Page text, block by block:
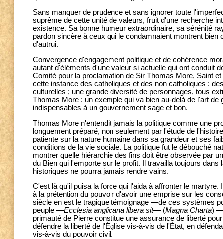
Sans manquer de prudence et sans ignorer toute
suprême de cette unité de valeurs, fruit d'une recherche
existence. Sa bonne humeur extraordinaire, sa sérénité
pardon sincère à ceux qui le condamnaient montrent
d'autrui.
Convergence d'engagement politique et de cohérence
autant d'éléments d'une valeur si actuelle qui ont conduit
Comité pour la proclamation de Sir Thomas More, Saint
cette instance des catholiques et des non catholiques :
culturelles ; une grande diversité de personnages, tous
Thomas More : un exemple qui va bien au-delà de l'art
indispensables à un gouvernement sage et bon.
Thomas More n'entendit jamais la politique comme une
longuement préparé, non seulement par l'étude de
patiente sur la nature humaine dans sa grandeur et ses
conditions de la vie sociale. La politique fut le débouché
montrer quelle hiérarchie des fins doit être observée par
du Bien qui l'emporte sur le profit. Il travailla toujours
historiques ne pourra jamais rendre vains.
C'est là qu'il puisa la force qui l'aida à affronter le
à la prétention du pouvoir d'avoir une emprise sur les
siècle en est le tragique témoignage —de ces systèmes
peuple —Ecclesia anglicana libera sit— (Magna Charta)
primauté de Pierre constitue une assurance de liberté
défendre la liberté de l'Église vis-à-vis de l'État, en
vis-à-vis du pouvoir civil.